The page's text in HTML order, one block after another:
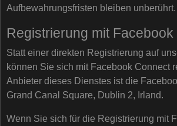
Aufbewahrungsfristen bleiben unberührt.
Registrierung mit
Statt einer direkten Registrierung auf
können Sie sich mit Facebook Connect
Anbieter dieses Dienstes ist die
Grand Canal Square, Dublin 2, Irland.
Wenn Sie sich für die Registrierung mit